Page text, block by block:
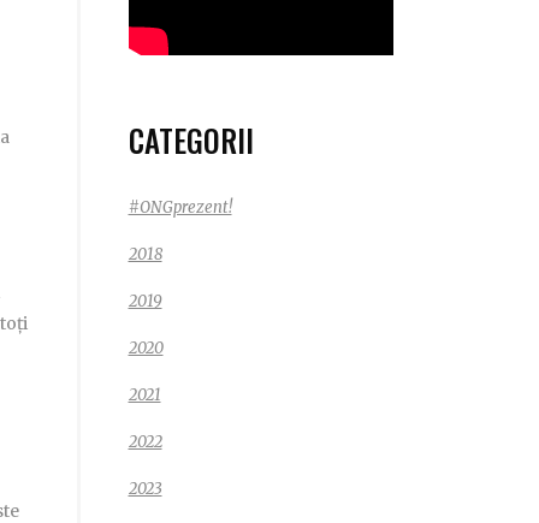
CATEGORII
#ONGprezent!
2018
2019
2020
2021
2022
2023